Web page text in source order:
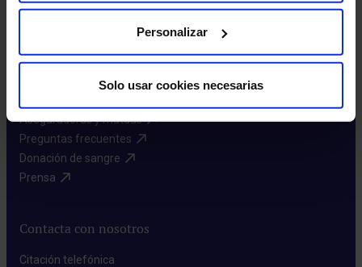
Personalizar
Solo usar cookies necesarias
Enlaces de interés
Aseguradoras y mutuas​
Preguntas frecuentes​
Donación de sangre​
Prensa​
Contacta con nosotros
Citación telefónica